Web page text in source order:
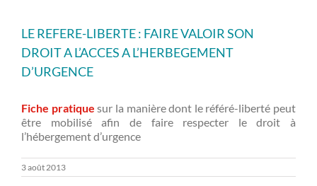
LE REFERE-LIBERTE : FAIRE VALOIR SON
DROIT A L’ACCES A L’HERBEGEMENT
D’URGENCE
Fiche pratique sur la manière dont le référé-liberté peut
être mobilisé afin de faire respecter le droit à
l’hébergement d’urgence
3 août 2013